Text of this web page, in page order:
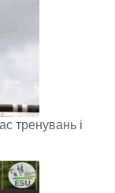
тренувань і